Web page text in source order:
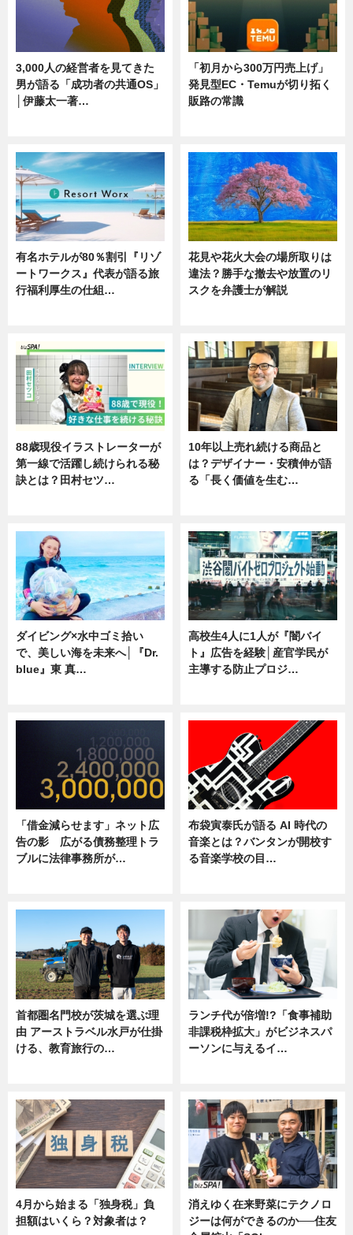
3,000人の経営者を見てきた
男が語る「成功者の共通OS」
│伊藤太一著…
「初月から300万円売上げ」
発見型EC・Temuが切り拓く
販路の常識
有名ホテルが80％割引『リゾ
ートワークス』代表が語る旅
行福利厚生の仕組…
花見や花火大会の場所取りは
違法？勝手な撤去や放置のリ
スクを弁護士が解説
88歳現役イラストレーターが
第一線で活躍し続けられる秘
訣とは？田村セツ…
10年以上売れ続ける商品と
は？デザイナー・安積伸が語
る「長く価値を生む…
ダイビング×水中ゴミ拾い
で、美しい海を未来へ│『Dr.
blue』東 真…
高校生4人に1人が『闇バイ
ト』広告を経験│産官学民が
主導する防止プロジ…
「借金減らせます」ネット広
告の影 広がる債務整理トラ
ブルに法律事務所が…
布袋寅泰氏が語る AI 時代の
音楽とは？バンタンが開校す
る音楽学校の目…
首都圏名門校が茨城を選ぶ理
由 アーストラベル水戸が仕掛
ける、教育旅行の…
ランチ代が倍増!?「食事補助
非課税枠拡大」がビジネスパ
ーソンに与えるイ…
4月から始まる「独身税」負
担額はいくら？対象者は？
消えゆく在来野菜にテクノロ
ジーは何ができるのか──住友